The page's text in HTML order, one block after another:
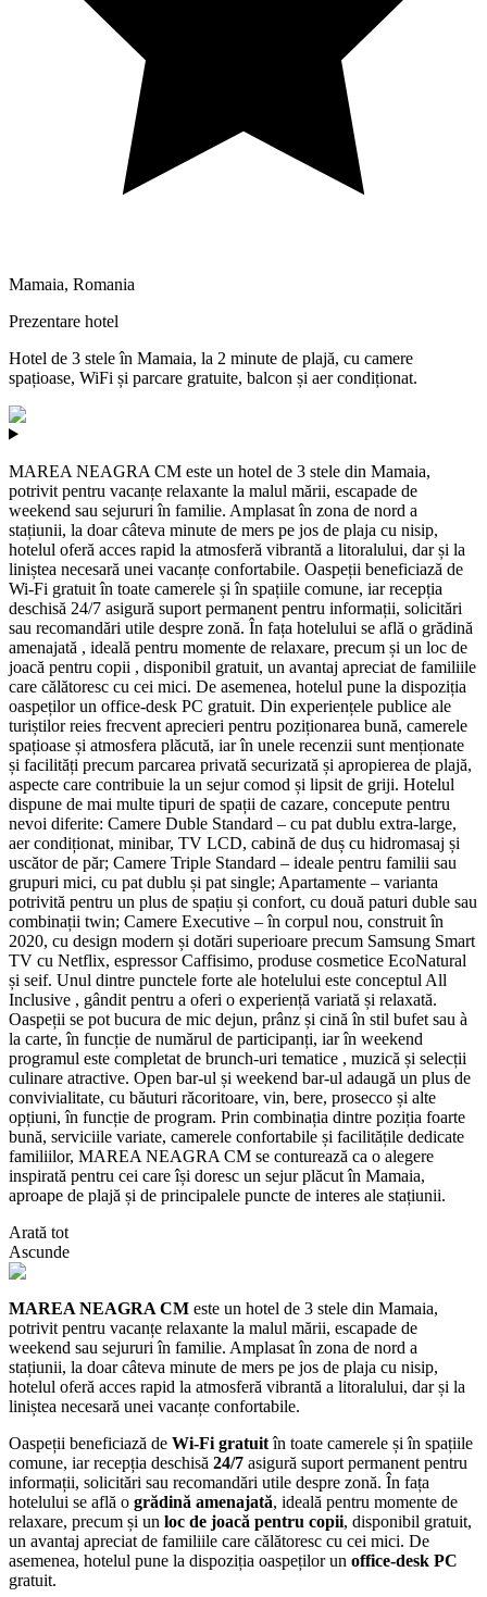
Mamaia, Romania
Prezentare hotel
Hotel de 3 stele în Mamaia, la 2 minute de plajă, cu camere
spațioase, WiFi și parcare gratuite, balcon și aer condiționat.
MAREA NEAGRA CM este un hotel de 3 stele din Mamaia,
potrivit pentru vacanțe relaxante la malul mării, escapade de
weekend sau sejururi în familie. Amplasat în zona de nord a
stațiunii, la doar câteva minute de mers pe jos de plaja cu nisip,
hotelul oferă acces rapid la atmosferă vibrantă a litoralului, dar și la
liniștea necesară unei vacanțe confortabile. Oaspeții beneficiază de
Wi‑Fi gratuit în toate camerele și în spațiile comune, iar recepția
deschisă 24/7 asigură suport permanent pentru informații, solicitări
sau recomandări utile despre zonă. În fața hotelului se află o grădină
amenajată , ideală pentru momente de relaxare, precum și un loc de
joacă pentru copii , disponibil gratuit, un avantaj apreciat de familiile
care călătoresc cu cei mici. De asemenea, hotelul pune la dispoziția
oaspeților un office-desk PC gratuit. Din experiențele publice ale
turiștilor reies frecvent aprecieri pentru poziționarea bună, camerele
spațioase și atmosfera plăcută, iar în unele recenzii sunt menționate
și facilități precum parcarea privată securizată și apropierea de plajă,
aspecte care contribuie la un sejur comod și lipsit de griji. Hotelul
dispune de mai multe tipuri de spații de cazare, concepute pentru
nevoi diferite: Camere Duble Standard – cu pat dublu extra-large,
aer condiționat, minibar, TV LCD, cabină de duș cu hidromasaj și
uscător de păr; Camere Triple Standard – ideale pentru familii sau
grupuri mici, cu pat dublu și pat single; Apartamente – varianta
potrivită pentru un plus de spațiu și confort, cu două paturi duble sau
combinații twin; Camere Executive – în corpul nou, construit în
2020, cu design modern și dotări superioare precum Samsung Smart
TV cu Netflix, espressor Caffisimo, produse cosmetice EcoNatural
și seif. Unul dintre punctele forte ale hotelului este conceptul All
Inclusive , gândit pentru a oferi o experiență variată și relaxată.
Oaspeții se pot bucura de mic dejun, prânz și cină în stil bufet sau à
la carte, în funcție de numărul de participanți, iar în weekend
programul este completat de brunch-uri tematice , muzică și selecții
culinare atractive. Open bar-ul și weekend bar-ul adaugă un plus de
convivialitate, cu băuturi răcoritoare, vin, bere, prosecco și alte
opțiuni, în funcție de program. Prin combinația dintre poziția foarte
bună, serviciile variate, camerele confortabile și facilitățile dedicate
familiilor, MAREA NEAGRA CM se conturează ca o alegere
inspirată pentru cei care își doresc un sejur plăcut în Mamaia,
aproape de plajă și de principalele puncte de interes ale stațiunii.
Arată tot
Ascunde
MAREA NEAGRA CM este un hotel de 3 stele din Mamaia,
potrivit pentru vacanțe relaxante la malul mării, escapade de
weekend sau sejururi în familie. Amplasat în zona de nord a
stațiunii, la doar câteva minute de mers pe jos de plaja cu nisip,
hotelul oferă acces rapid la atmosferă vibrantă a litoralului, dar și la
liniștea necesară unei vacanțe confortabile.
Oaspeții beneficiază de Wi‑Fi gratuitîn toate camerele și în spațiile
comune, iar recepția deschisă 24/7 asigură suport permanent pentru
informații, solicitări sau recomandări utile despre zonă. În fața
hotelului se află o grădină amenajată, ideală pentru momente de
relaxare, precum și un loc de joacă pentru copii, disponibil gratuit,
un avantaj apreciat de familiile care călătoresc cu cei mici. De
asemenea, hotelul pune la dispoziția oaspeților un office-desk PC
gratuit.